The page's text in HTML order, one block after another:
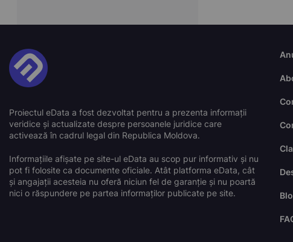
Proiectul eData a fost dezvoltat pentru a prezenta informații
veridice și actualizate despre persoanele juridice care
activează în cadrul legal din Republica Moldova.
Informațiile afișate pe site-ul eData au scop pur informativ și nu
pot fi folosite ca documente oficiale. Atât platforma eData, cât
și angajații acesteia nu oferă niciun fel de garanție și nu poartă
nici o răspundere pe partea informaților publicate pe site.